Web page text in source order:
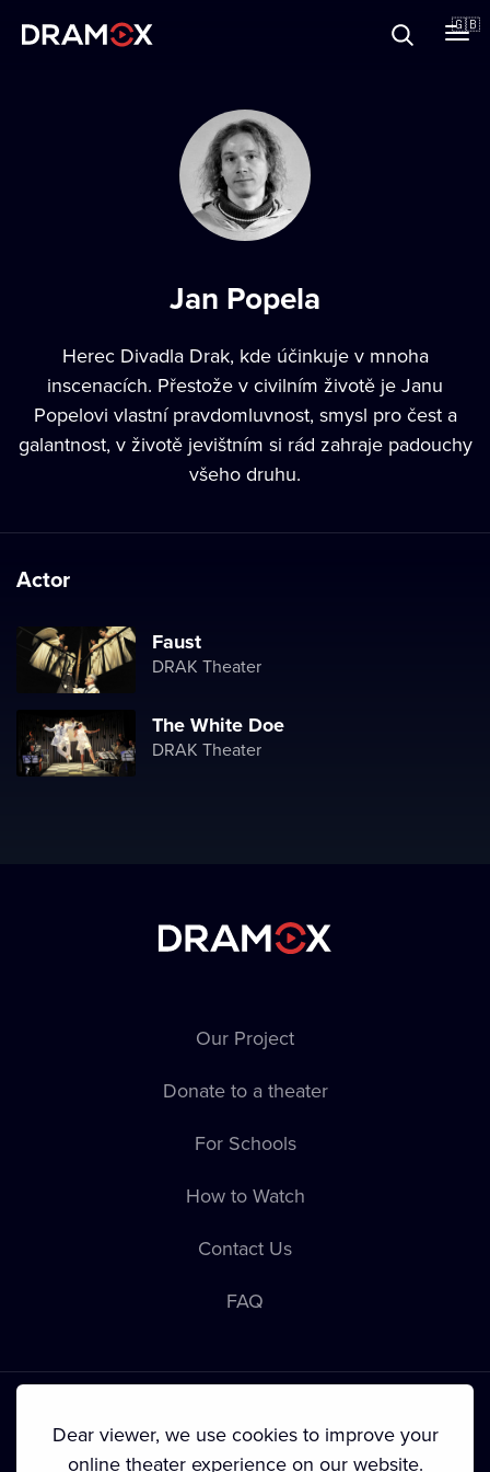
🇬🇧
Jan Popela
Herec Divadla Drak, kde účinkuje v mnoha
inscenacích. Přestože v civilním životě je Janu
Popelovi vlastní pravdomluvnost, smysl pro čest a
galantnost, v životě jevištním si rád zahraje padouchy
všeho druhu.
Actor
Faust
DRAK Theater
The White Doe
DRAK Theater
Our Project
Donate to a theater
For Schools
How to Watch
Contact Us
FAQ
Dear viewer, we use cookies to improve your
online theater experience on our website.